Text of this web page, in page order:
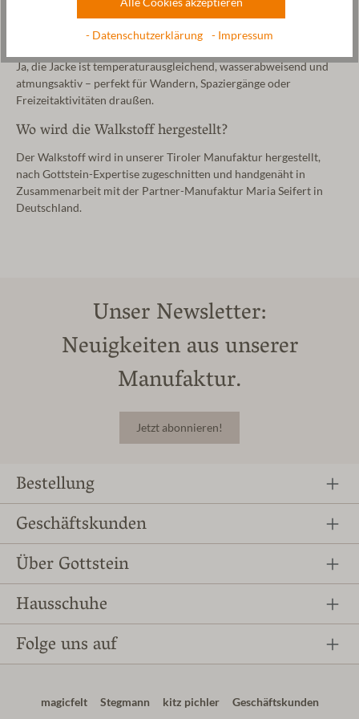
weltweit. Jede Jacke ist nummeriert – ein echtes Sammlerstück.
Eignet sich die Jacke als Outdoorjacke?
Ja, die Jacke ist temperaturausgleichend, wasserabweisend und
atmungsaktiv – perfekt für Wandern, Spaziergänge oder
Freizeitaktivitäten draußen.
Wo wird die Walkstoff hergestellt?
Der Walkstoff wird in unserer Tiroler Manufaktur hergestellt,
nach Gottstein-Expertise zugeschnitten und handgenäht in
Zusammenarbeit mit der Partner-Manufaktur Maria Seifert in
Deutschland.
Unser Newsletter:
Neuigkeiten aus unserer
Manufaktur.
Jetzt abonnieren!
Bestellung
Geschäftskunden
Über Gottstein
Hausschuhe
Folge uns auf
magicfelt Stegmann kitz pichler Geschäftskunden
- Datenschutzerklärung - Impressum